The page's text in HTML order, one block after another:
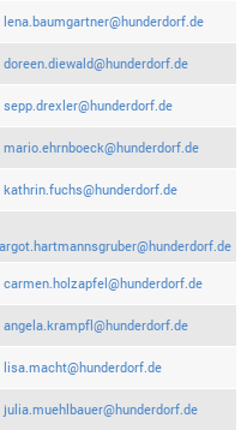
lena.baumgartner@hunderdorf.de
doreen.diewald@hunderdorf.de
sepp.drexler@hunderdorf.de
mario.ehrnboeck@hunderdorf.de
kathrin.fuchs@hunderdorf.de
carmen.holzapfel@hunderdorf.de
angela.krampfl@hunderdorf.de
lisa.macht@hunderdorf.de
julia.muehlbauer@hunderdorf.de